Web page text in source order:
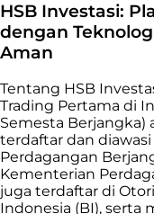
HSB Investasi:
dengan
Aman
Tentang HSB
Trading Pertama di
Semesta Berjangka)
terdaftar dan
Perdagangan
Kementerian
juga terdaftar di
Indonesia (BI), serta